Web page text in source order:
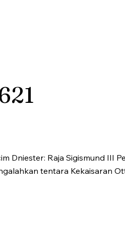
Dniester: Raja Sigismund III
tentara Kekaisaran